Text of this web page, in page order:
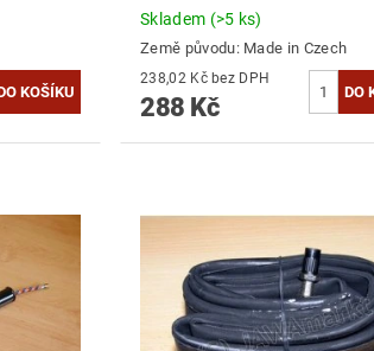
Skladem (>5 ks)
Země původu: Made in Czech
238,02 Kč bez DPH
288 Kč